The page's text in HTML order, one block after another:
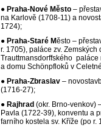
● Praha-Nové Město –
na Karlově (1708-11) a
1724);
● Praha-Staré Město –
r. 1705), paláce zv.
Trauttmansdorffského paláce
a domu Schönpfloků v
● Praha-Zbraslav –
(1716-27);
● Rajhrad (okr. Brno-venkov)
Pavla (1722-39), konventu a
farního kostela sv. Kříže (po r.